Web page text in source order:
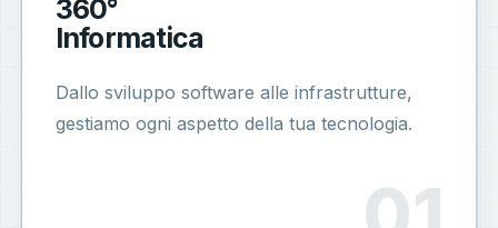
360°
Informatica
Dallo sviluppo software alle infrastrutture,
gestiamo ogni aspetto della tua tecnologia.